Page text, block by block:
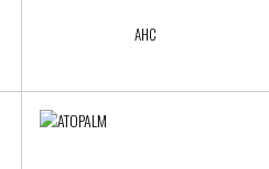
AHC